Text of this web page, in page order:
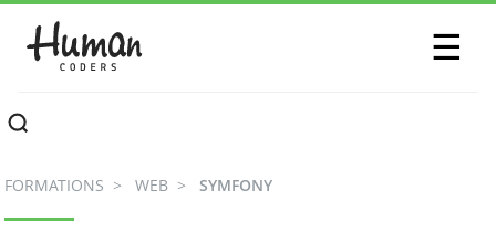
☰
CONTACTEZ-NOUS
FORMATIONS WEB SYMFONY